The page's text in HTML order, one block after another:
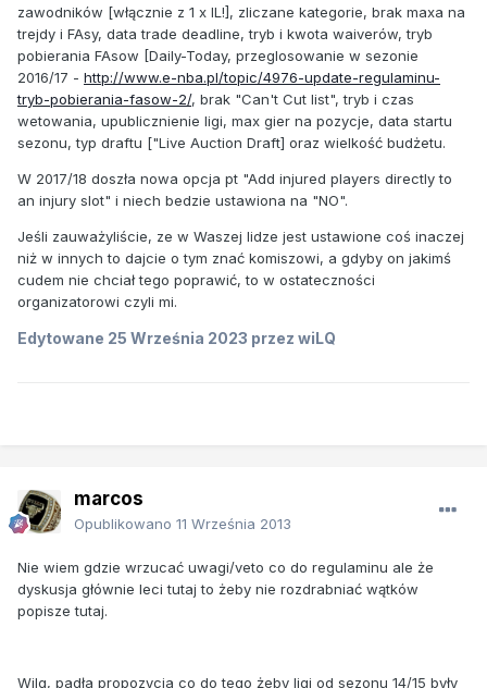
zawodników [włącznie z 1 x IL!], zliczane kategorie, brak maxa na
trejdy i FAsy, data trade deadline, tryb i kwota waiverów, tryb
pobierania FAsow [Daily-Today, przeglosowanie w sezonie
2016/17 - http://www.e-nba.pl/topic/4976-update-regulaminu-
tryb-pobierania-fasow-2/, brak "Can't Cut list", tryb i czas
wetowania, upublicznienie ligi, max gier na pozycje, data startu
sezonu, typ draftu ["Live Auction Draft] oraz wielkość budżetu.
W 2017/18 doszła nowa opcja pt "Add injured players directly to
an injury slot" i niech bedzie ustawiona na "NO".
Jeśli zauważyliście, ze w Waszej lidze jest ustawione coś inaczej
niż w innych to dajcie o tym znać komiszowi, a gdyby on jakimś
cudem nie chciał tego poprawić, to w ostateczności
organizatorowi czyli mi.
Edytowane 25 Września 2023 przez wiLQ
marcos
Opublikowano 11 Września 2013
Nie wiem gdzie wrzucać uwagi/veto co do regulaminu ale że
dyskusja głównie leci tutaj to żeby nie rozdrabniać wątków
popisze tutaj.
Wilq, padła propozycja co do tego żeby ligi od sezonu 14/15 były